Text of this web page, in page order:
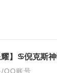
QQ账号